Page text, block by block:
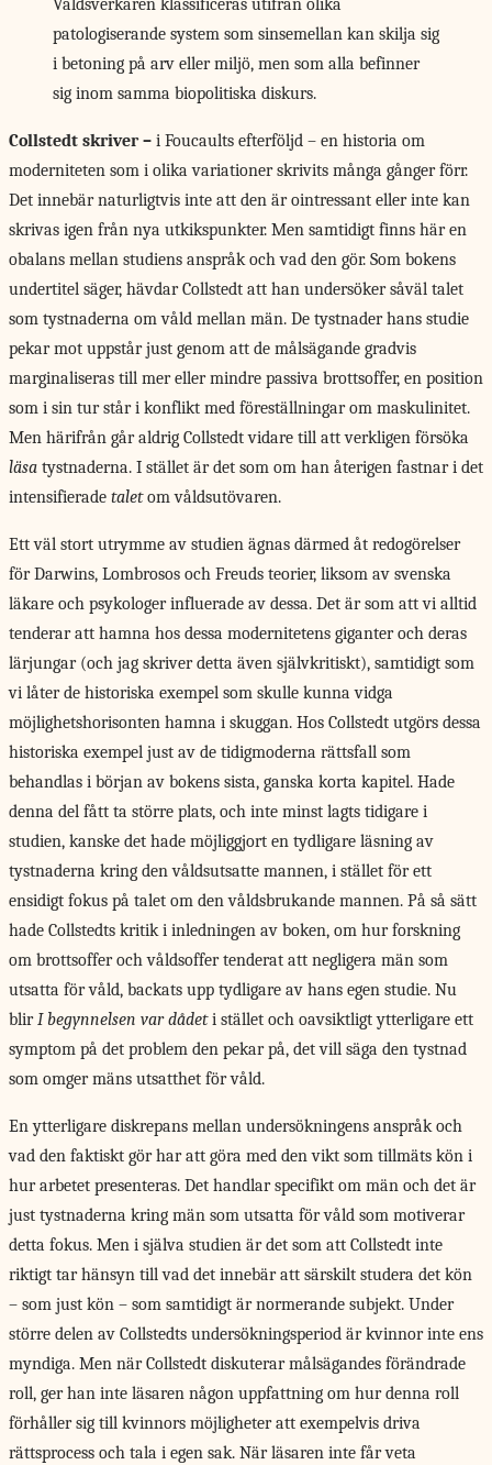
Våldsverkaren klassificeras utifrån olika
patologiserande system som sinsemellan kan skilja sig
i betoning på arv eller miljö, men som alla befinner
sig inom samma biopolitiska diskurs.
Collstedt skriver– i Foucaults efterföljd – en historia om
moderniteten som i olika variationer skrivits många gånger förr.
Det innebär naturligtvis inte att den är ointressant eller inte kan
skrivas igen från nya utkikspunkter. Men samtidigt finns här en
obalans mellan studiens anspråk och vad den gör. Som bokens
undertitel säger, hävdar Collstedt att han undersöker såväl talet
som tystnaderna om våld mellan män. De tystnader hans studie
pekar mot uppstår just genom att de målsägande gradvis
marginaliseras till mer eller mindre passiva brottsoffer, en position
som i sin tur står i konflikt med föreställningar om maskulinitet.
Men härifrån går aldrig Collstedt vidare till att verkligen försöka
läsa tystnaderna. I stället är det som om han återigen fastnar i det
intensifierade taletom våldsutövaren.
Ett väl stort utrymme av studien ägnas därmed åt redogörelser
för Darwins, Lombrosos och Freuds teorier, liksom av svenska
läkare och psykologer influerade av dessa. Det är som att vi alltid
tenderar att hamna hos dessa modernitetens giganter och deras
lärjungar (och jag skriver detta även självkritiskt), samtidigt som
vi låter de historiska exempel som skulle kunna vidga
möjlighetshorisonten hamna i skuggan. Hos Collstedt utgörs dessa
historiska exempel just av de tidigmoderna rättsfall som
behandlas i början av bokens sista, ganska korta kapitel. Hade
denna del fått ta större plats, och inte minst lagts tidigare i
studien, kanske det hade möjliggjort en tydligare läsning av
tystnaderna kring den våldsutsatte mannen, i stället för ett
ensidigt fokus på talet om den våldsbrukande mannen. På så sätt
hade Collstedts kritik i inledningen av boken, om hur forskning
om brottsoffer och våldsoffer tenderat att negligera män som
utsatta för våld, backats upp tydligare av hans egen studie. Nu
blirI begynnelsen var dådeti stället och oavsiktligt ytterligare ett
symptom på det problem den pekar på, det vill säga den tystnad
som omger mäns utsatthet för våld.
En ytterligare diskrepans mellan undersökningens anspråk och
vad den faktiskt gör har att göra med den vikt som tillmäts kön i
hur arbetet presenteras. Det handlar specifikt om män och det är
just tystnaderna kring män som utsatta för våld som motiverar
detta fokus. Men i själva studien är det som att Collstedt inte
riktigt tar hänsyn till vad det innebär att särskilt studera det kön
– som just kön – som samtidigt är normerande subjekt. Under
större delen av Collstedts undersökningsperiod är kvinnor inte ens
myndiga. Men när Collstedt diskuterar målsägandes förändrade
roll, ger han inte läsaren någon uppfattning om hur denna roll
förhåller sig till kvinnors möjligheter att exempelvis driva
rättsprocess och tala i egen sak. När läsaren inte får veta